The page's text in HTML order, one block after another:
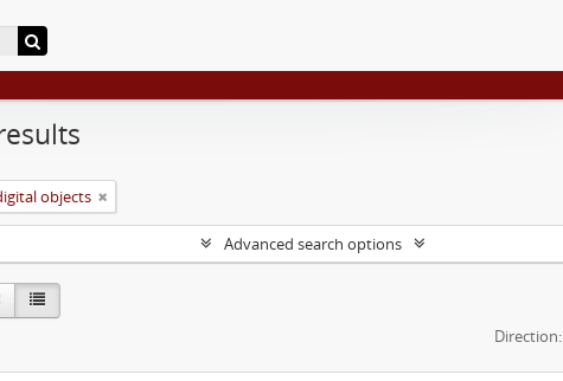
objects
Advanced search options
Direction: